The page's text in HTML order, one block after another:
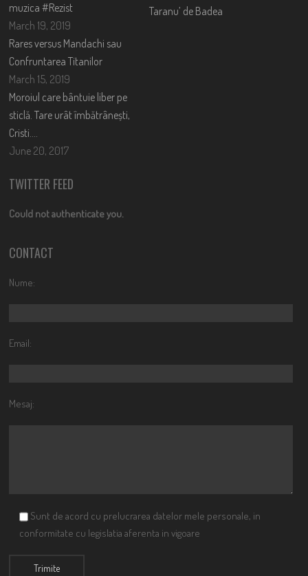
muzica #Rezist
March 19, 2019
Rares versus Mandachi sau
Confruntarea Titanilor
March 15, 2019
Moroiul care bântuie liber pe
sticlă. Tare urât îmbătrânești,
Cristi….
June 20, 2017
Taranu’ de Badea
TWITTER FEED
Could not authenticate you.
CONTACT
Nume:
Email:
Mesaj:
Sunt de acord cu prelucrarea datelor mele personale, in
conformitate cu legislatia aferenta in vigoare